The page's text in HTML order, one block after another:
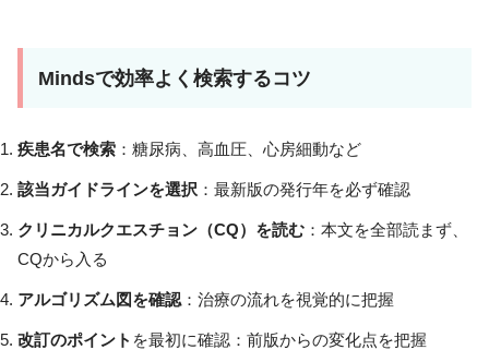
Mindsで効率よく検索するコツ
疾患名で検索 ：糖尿病、高血圧、心房細動など
該当ガイドラインを選択 ：最新版の発行年を必ず確認
クリニカルクエスチョン（CQ）を読む ：本文を全部読まず、
CQから入る
アルゴリズム図を確認 ：治療の流れを視覚的に把握
改訂のポイント を最初に確認：前版からの変化点を把握